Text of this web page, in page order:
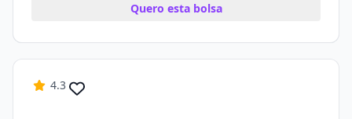
Quero esta bolsa
4.3